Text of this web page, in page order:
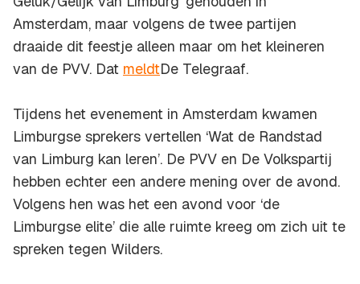
Amsterdam, maar volgens de twee partijen
draaide dit feestje alleen maar om het kleineren
van de PVV. Dat meldtDe Telegraaf.
Tijdens het evenement in Amsterdam kwamen
Limburgse sprekers vertellen ‘Wat de Randstad
van Limburg kan leren’. De PVV en De Volkspartij
hebben echter een andere mening over de avond.
Volgens hen was het een avond voor ‘de
Limburgse elite’ die alle ruimte kreeg om zich uit te
spreken tegen Wilders.